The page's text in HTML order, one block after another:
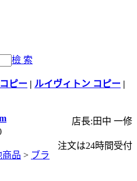
檢 索
ピー | ルイヴィトン コピー |
店長:田中 一修
注文は24時間受付
商品 > ブラ